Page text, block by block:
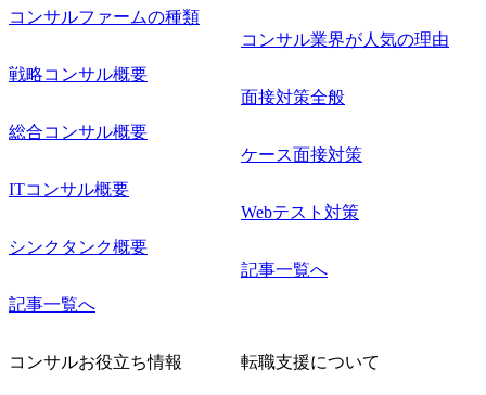
コンサルファームの種類
戦略コンサル概要
総合コンサル概要
ITコンサル概要
シンクタンク概要
記事一覧へ
コンサル業界が人気の理由
面接対策全般
ケース面接対策
Webテスト対策
記事一覧へ
コンサルお役立ち情報 転職支援について